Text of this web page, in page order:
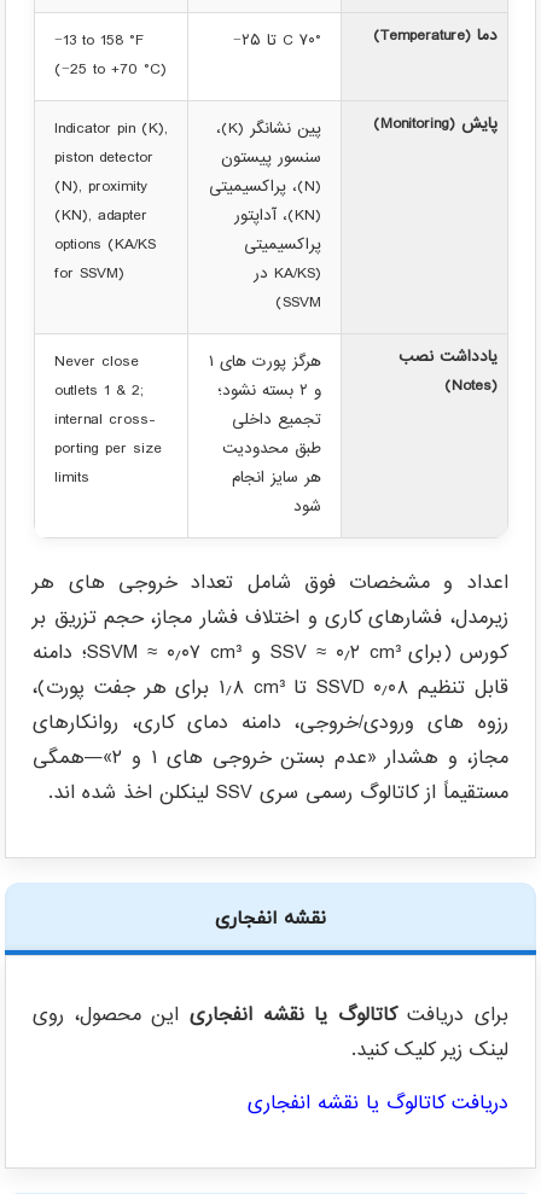
دما (Temperature)
‏°C ۷۰ تا ‎−‎۲۵
−13 to 158 °F
(−25 to +70 °C)
پایش (Monitoring)
پین نشانگر (K)،
سنسور پیستون
(N)، پراکسیمیتی
(KN)، آداپتور
پراکسیمیتی
(KA/KS در
SSVM)
Indicator pin (K),
piston detector
(N), proximity
(KN), adapter
options (KA/KS
for SSVM)
یادداشت نصب
(Notes)
هرگز پورت های ۱
و ۲ بسته نشود؛
تجمیع داخلی
طبق محدودیت
هر سایز انجام
شود
Never close
outlets 1 & 2;
internal cross-
porting per size
limits
اعداد و مشخصات فوق شامل تعداد خروجی های هر
زیرمدل، فشارهای کاری و اختلاف فشار مجاز، حجم تزریق بر
کورس (برای SSV ≈ ‎۰٫۲ cm³ و SSVM ≈ ‎۰٫۰۷ cm³؛ دامنه
قابل تنظیم SSVD ‎۰٫۰۸ تا ‎۱٫۸ cm³ برای هر جفت پورت)،
رزوه های ورودی/خروجی، دامنه دمای کاری، روانکارهای
مجاز، و هشدار «عدم بستن خروجی های ۱ و ۲»—همگی
مستقیماً از کاتالوگ رسمی سری SSV لینکلن اخذ شده اند.
نقشه انفجاری
برای دریافتکاتالوگ یا نقشه انفجاری این محصول، روی
لینک زیر کلیک کنید.
دریافت کاتالوگ یا نقشه انفجاری